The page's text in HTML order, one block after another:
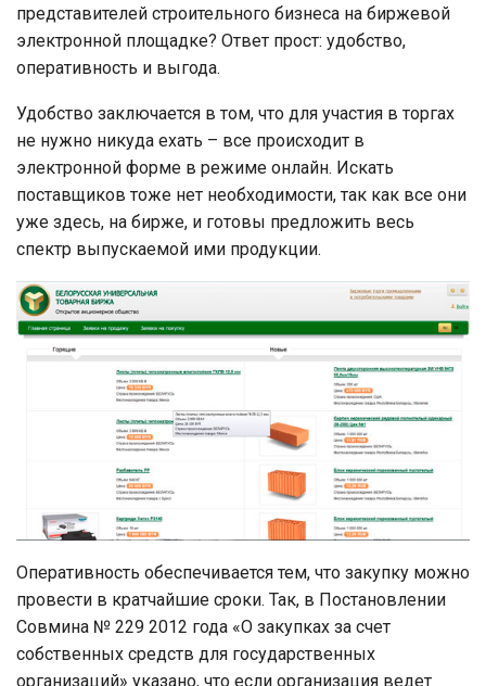
представителей строительного бизнеса на биржевой
электронной площадке? Ответ прост: удобство,
оперативность и выгода.
Удобство заключается в том, что для участия в торгах
не нужно никуда ехать – все происходит в
электронной форме в режиме онлайн. Искать
поставщиков тоже нет необходимости, так как все они
уже здесь, на бирже, и готовы предложить весь
спектр выпускаемой ими продукции.
Оперативность обеспечивается тем, что закупку можно
провести в кратчайшие сроки. Так, в Постановлении
Совмина № 229 2012 года «О закупках за счет
собственных средств для государственных
организаций» указано, что если организация ведет